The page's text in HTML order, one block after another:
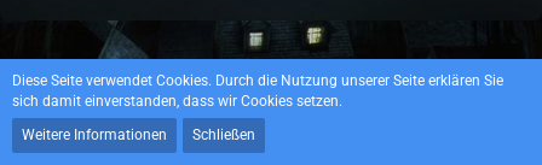
Diese Seite verwendet Cookies. Durch die Nutzung unserer Seite erklären Sie
sich damit einverstanden, dass wir Cookies setzen.
Weitere Informationen
Schließen